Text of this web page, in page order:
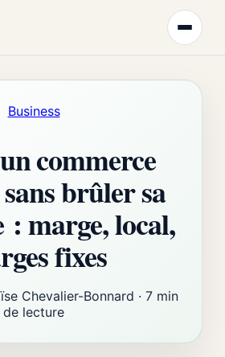
Business
commerce
brûler sa
marge, local,
fixes
Chevalier-Bonnard · 7 min
de lecture